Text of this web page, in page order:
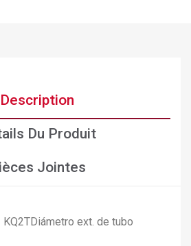
d'envies ×
Description
Du Produit
Jointes
ext. de tubo